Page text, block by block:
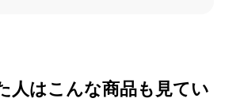
人はこんな商品も見てい